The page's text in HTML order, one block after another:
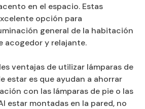
en el espacio. Estas
opción para
general de la habitación
acogedor y relajante.
ventajas de utilizar lámparas de
estar es que ayudan a ahorrar
con las lámparas de pie o las
estar montadas en la pared, no